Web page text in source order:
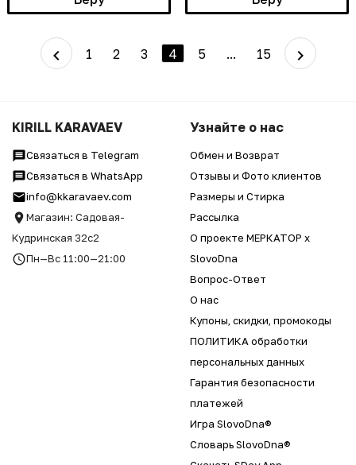
1 2 3 4 5 ... 15
KIRILL KARAVAEV
Связаться в Telegram
Связаться в WhatsApp
info@kkaravaev.com
Магазин: Садовая-
Кудринская 32с2
Пн—Вс 11:00—21:00
Узнайте о нас
Обмен и Возврат
Отзывы и Фото клиентов
Размеры и Стирка
Рассылка
О проекте МЕРКАТОР x
SlovoDna
Вопрос-Ответ
О нас
Купоны, скидки, промокоды
ПОЛИТИКА обработки
персональных данных
Гарантия безопасности
платежей
Игра SlovoDna®
Словарь SlovoDna®